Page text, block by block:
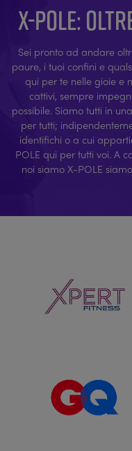
X-POLE:
Sei pronto ad andare
paure, i tuoi confini e
qui per te nelle gioie e
cattivi, sempre
possibile. Siamo tutti in
per tutti;
identifichi o a cui
POLE qui per tutti voi. A
noi siamo X-POLE